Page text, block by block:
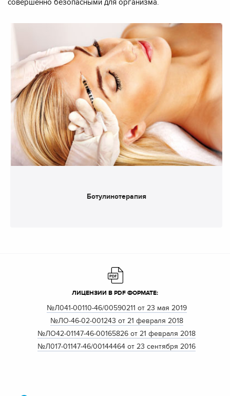
совершенно безопасными для организма.
Ботулинотерапия
ЛИЦЕНЗИИ В PDF ФОРМАТЕ:
№Л041-00110-46/00590211 от 23 мая 2019
№ЛО-46-02-001243 от 21 февраля 2018
№ЛО42-01147-46-00165826 от 21 февраля 2018
№Л017-01147-46/00144464 от 23 сентября 2016